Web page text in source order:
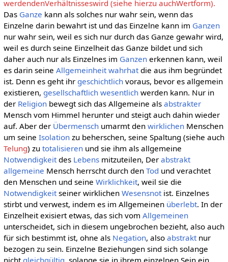
werdendenVerhältnisseswird (siehe hierzu auchWertform).
Das Ganze kann als solches nur wahr sein, wenn das
Einzelne darin bewahrt ist und das Einzelne kann im Ganzen
nur wahr sein, weil es sich nur durch das Ganze gewahr wird,
weil es durch seine Einzelheit das Ganze bildet und sich
daher auch nur als Einzelnes im Ganzenerkennen kann, weil
es darin seine Allgemeinheit wahrhatdie aus ihm begründet
ist. Denn es geht ihr geschichtlichvoraus, bevor es allgemein
existieren, gesellschaftlich wesentlichwerden kann. Nur in
der Religionbewegt sich das Allgemeine als abstrakter
Mensch vom Himmel herunter und steigt auch dahin wieder
auf. Aber der Übermenschumarmt den wirklichenMenschen
um seine Isolationzu beherschen, seine Spaltung (siehe auch
Telung) zu totalisierenund sie ihm als allgemeine
Notwendigkeitdes Lebensmitzuteilen, Der abstrakt
allgemeine Mensch herrscht durch den Tod und verachtet
den Menschen und seine Wirklichkeit, weil sie die
Notwendigkeitseiner wirklichen Wesensnotist. Einzelnes
stirbt und verwest, indem es im Allgemeinen überlebt. In der
Einzelheit exisiert etwas, das sich vom Allgemeinen
unterscheidet, sich in diesem ungebrochen bezieht, also auch
für sich bestimmt ist, ohne als Negation, also abstraktnur
bezogen zu sein. Einzelne Beziehungen sind sich solange